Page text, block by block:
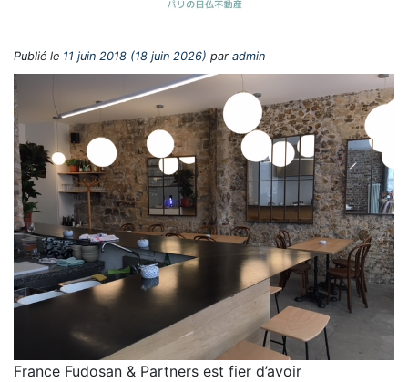
Publié le 11 juin 2018 (18 juin 2026) par admin
France Fudosan & Partners est fier d’avoir